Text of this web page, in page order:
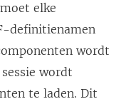
elke
definitienamen
wordt
wordt
te laden. Dit